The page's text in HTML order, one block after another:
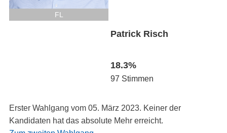
FL
Patrick Risch
18.3%
97 Stimmen
Erster Wahlgang vom 05. März 2023. Keiner der
Kandidaten hat das absolute Mehr erreicht.